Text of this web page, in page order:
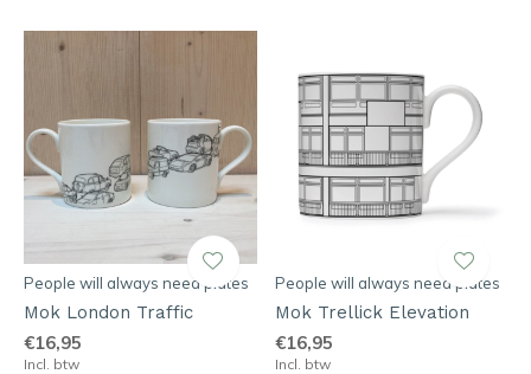
People will always need plates
Mok London Traffic
€16,95
Incl. btw
People will always need plates
Mok Trellick Elevation
€16,95
Incl. btw